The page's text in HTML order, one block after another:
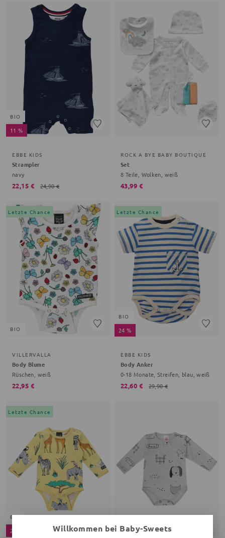
BIO
11 %
EBBE KIDS
Strampler
navy
22,15 € 24,90 €
ROCK A BYE BABY BOUTIQUE
Set
8 Teile, Wolken, weiß
43,99 €
Letzte Chance
BIO
VILLERVALLA
Body Blume
Rüschen, weiß
22,95 €
Letzte Chance
BIO
24 %
EBBE KIDS
Body Anker
0-18 Monate, Streifen, blau, weiß
22,60 € 29,90 €
Letzte Chance
BIO
24 % 6 %
Willkommen bei Baby-Sweets